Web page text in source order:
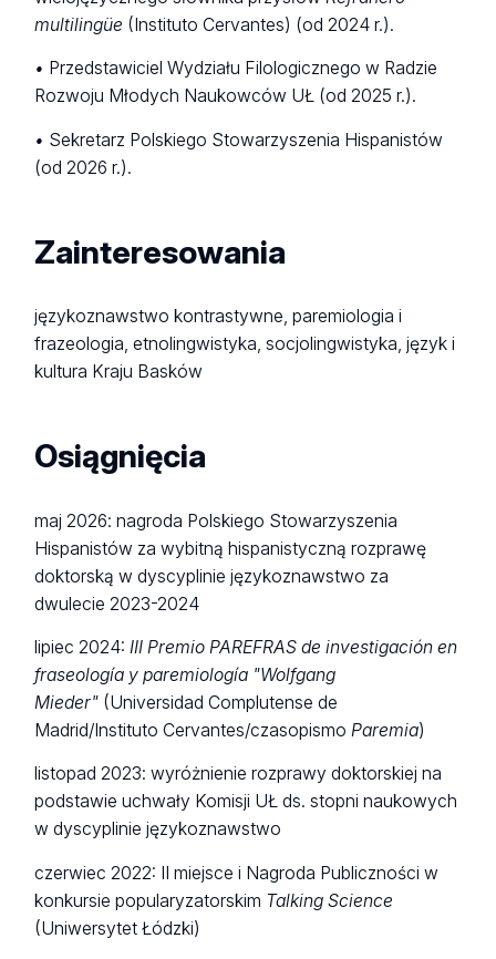
multilingüe (Instituto Cervantes) (od 2024 r.).
• Przedstawiciel Wydziału Filologicznego w Radzie
Rozwoju Młodych Naukowców UŁ (od 2025 r.).
• Sekretarz Polskiego Stowarzyszenia Hispanistów
(od 2026 r.).
Zainteresowania
językoznawstwo kontrastywne, paremiologia i
frazeologia, etnolingwistyka, socjolingwistyka, język i
kultura Kraju Basków
Osiągnięcia
maj 2026: nagroda Polskiego Stowarzyszenia
Hispanistów za wybitną hispanistyczną rozprawę
doktorską w dyscyplinie językoznawstwo za
dwulecie 2023-2024
lipiec 2024:III Premio PAREFRAS de investigación en
fraseología y paremiología "Wolfgang
Mieder" (Universidad Complutense de
Madrid/Instituto Cervantes/czasopismoParemia)
listopad 2023: wyróżnienie rozprawy doktorskiej na
podstawie uchwały Komisji UŁ ds. stopni naukowych
w dyscyplinie językoznawstwo
czerwiec 2022: II miejsce i Nagroda Publiczności w
konkursie popularyzatorskim Talking Science
(Uniwersytet Łódzki)